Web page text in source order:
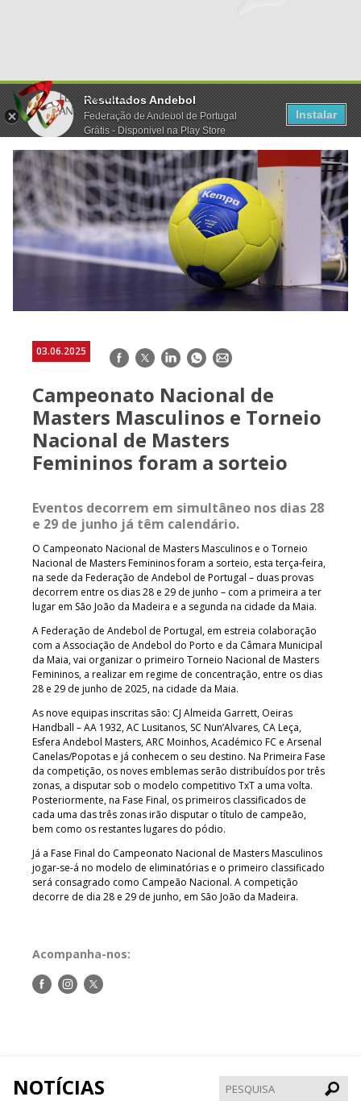
Resultados Andebol
Federação de Andebol de Portugal
Grátis - Disponivel na Play Store
Instalar
03.06.2025 Facebook
TwitterLinkedInWhatsApp
E-
Campeonato Nacional de
Masters Masculinos e Torneio
Nacional de Masters
Femininos foram a sorteio
Eventos decorrem em simultâneo nos dias 28
e 29 de junho já têm calendário.
O Campeonato Nacional de Masters Masculinos e o Torneio
Nacional de Masters Femininos foram a sorteio, esta terça-feira,
na sede da Federação de Andebol de Portugal – duas provas
decorrem entre os dias 28 e 29 de junho – com a primeira a ter
lugar em São João da Madeira e a segunda na cidade da Maia.
A Federação de Andebol de Portugal, em estreia colaboração
com a Associação de Andebol do Porto e da Câmara Municipal
da Maia, vai organizar o primeiro Torneio Nacional de Masters
Femininos, a realizar em regime de concentração, entre os dias
28 e 29 de junho de 2025, na cidade da Maia.
As nove equipas inscritas são: CJ Almeida Garrett, Oeiras
Handball – AA 1932, AC Lusitanos, SC Nun’Alvares, CA Leça,
Esfera Andebol Masters, ARC Moinhos, Académico FC e Arsenal
Canelas/Popotas e já conhecem o seu destino. Na Primeira Fase
da competição, os noves emblemas serão distribuídos por três
zonas, a disputar sob o modelo competitivo TxT a uma volta.
Posteriormente, na Fase Final, os primeiros classificados de
cada uma das três zonas irão disputar o título de campeão,
bem como os restantes lugares do pódio.
Já a Fase Final do Campeonato Nacional de Masters Masculinos
jogar-se-á no modelo de eliminatórias e o primeiro classificado
será consagrado como Campeão Nacional. A competição
decorre de dia 28 e 29 de junho, em São João da Madeira.
Acompanha-nos:
Siga-Siga-Siga-
NOTÍCIAS